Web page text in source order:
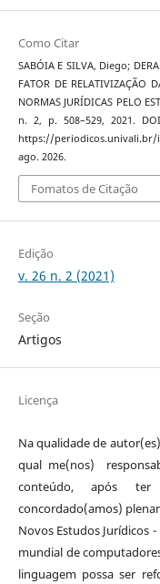
Como Citar
SABÓIA E SILVA, Diego;
FATOR DE RELATIVIZAÇÃO
NORMAS JURÍDICAS PELO
n. 2, p. 508–529, 2021.
https://
ago. 2026.
Fomatos de Citação
Edição
v. 26 n. 2 (2021)
Seção
Artigos
Licença
Na qualidade de
qual me(nos)
conteúdo, após
concordado(amos)
Novos Estudos Jurídicos
mundial de
linguagem possa ser